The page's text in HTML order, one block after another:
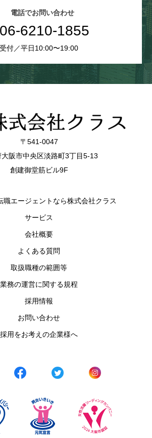
電話でお問い合わせ
06-6210-1855
受付／平日10:00〜19:00
〒541-0047
大阪市中央区淡路町3丁目5-13
創建御堂筋ビル9F
職エージェントなら株式会社クラス
サービス
会社概要
よくある質問
取扱職種の範囲等
業務の運営に関する規程
採用情報
お問い合わせ
採用をお考えの企業様へ